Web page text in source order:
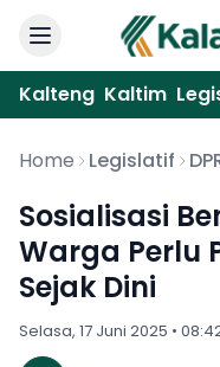
Kalteng Kaltim
Home Legislatif
Sosialisasi
Warga Perlu
Sejak Dini
Selasa, 17 Juni 2025 •